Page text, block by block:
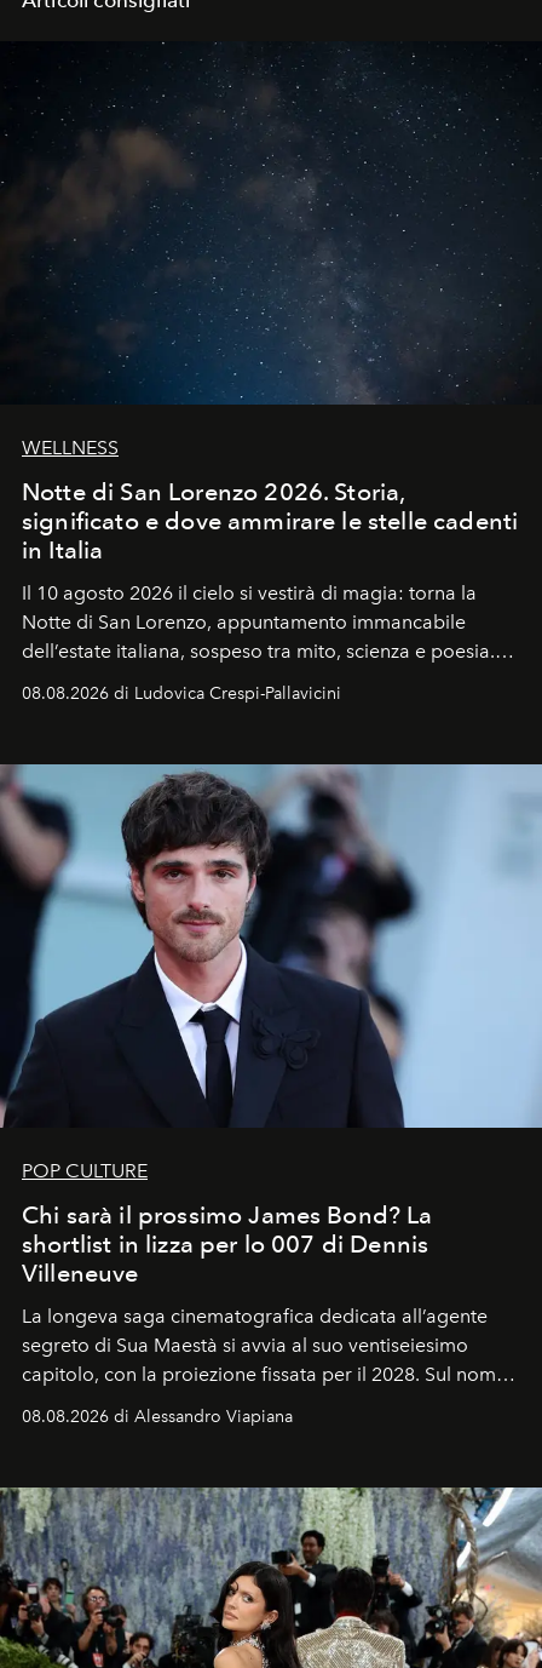
WELLNESS
Notte di San Lorenzo 2026. Storia,
significato e dove ammirare le stelle cadenti
in Italia
Il 10 agosto 2026 il cielo si vestirà di magia: torna la
Notte di San Lorenzo, appuntamento immancabile
dell’estate italiana, sospeso tra mito, scienza e poesia.
Sarà il momento in cui gli occhi si alzano verso la volta
celeste per seguire il passaggio delle
all’universo i desideri più segreti
08.08.2026 di Ludovica Crespi-Pallavicini
POP CULTURE
Chi sarà il prossimo James Bond? La
shortlist in lizza per lo 007 di Dennis
Villeneuve
La longeva saga cinematografica dedicata all’agente
segreto di Sua Maestà si avvia al suo ventiseiesimo
capitolo, con la proiezione fissata per il 2028. Sul nome
dell’attore chiamato a raccogliere l’eredità di Daniel
Craig, però, regna ancora il più assoluto riserbo.
08.08.2026 di Alessandro Viapiana